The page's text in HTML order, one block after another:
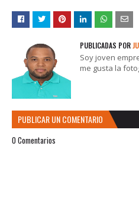
PUBLICADAS POR
Soy joven
me gusta la
PUBLICAR UN COMENTARIO
0 Comentarios